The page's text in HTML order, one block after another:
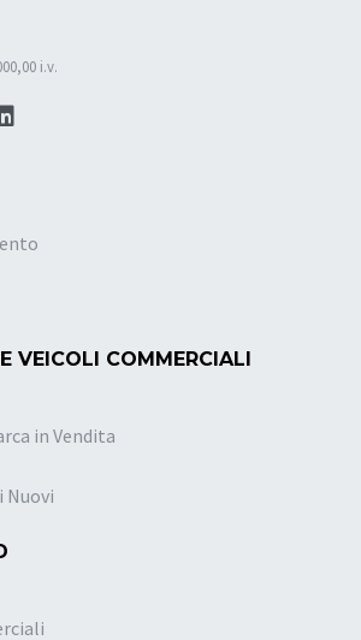
i.v.
VEICOLI COMMERCIALI
in Vendita
Nuovi